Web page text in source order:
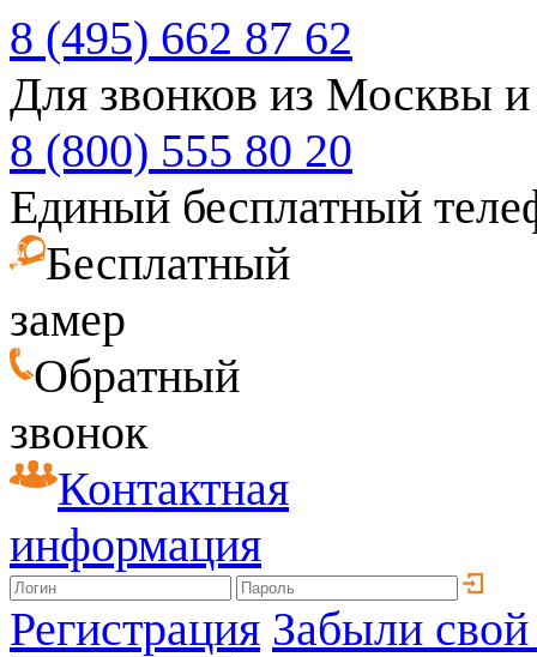
8 (495) 662 87 62
Для звонков из Москвы
8 (800) 555 80 20
Единый бесплатный
Бесплатный
замер
Обратный
звонок
Контактная
информация
Регистрация Забыли